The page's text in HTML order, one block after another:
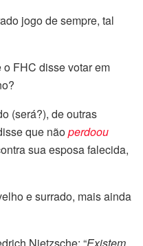
jogo de sempre, tal
FHC disse votar em
(será?), de outras
que nãoperdoou
sua esposa falecida,
e surrado, mais ainda